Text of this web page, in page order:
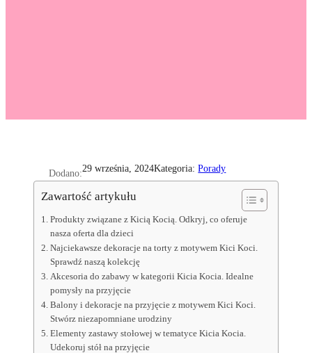
Dodano:29 września, 2024Kategoria:Porady
Zawartość artykułu
Produkty związane z Kicią Kocią. Odkryj, co oferuje
nasza oferta dla dzieci
Najciekawsze dekoracje na torty z motywem Kici Koci.
Sprawdź naszą kolekcję
Akcesoria do zabawy w kategorii Kicia Kocia. Idealne
pomysły na przyjęcie
Balony i dekoracje na przyjęcie z motywem Kici Koci.
Stwórz niezapomniane urodziny
Elementy zastawy stołowej w tematyce Kicia Kocia.
Udekoruj stół na przyjęcie